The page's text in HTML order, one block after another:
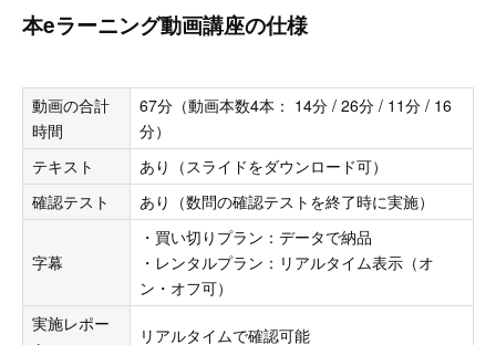
本eラーニング動画講座の仕様
動画の合計
時間
67分（動画本数4本： 14分 / 26分 / 11分 / 16
分）
テキスト
あり（スライドをダウンロード可）
確認テスト
あり（数問の確認テストを終了時に実施）
字幕
・買い切りプラン：データで納品
・レンタルプラン：リアルタイム表示（オ
ン・オフ可）
実施レポー
リアルタイムで確認可能